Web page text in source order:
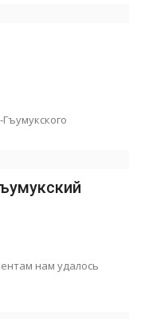
нам удалось